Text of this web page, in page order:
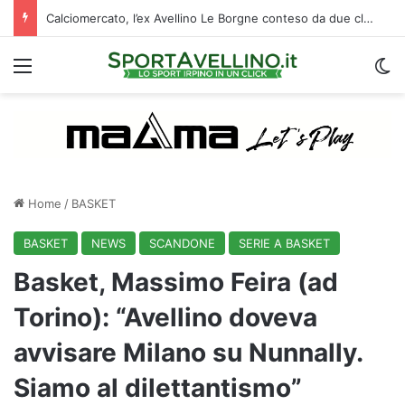
Calciomercato, l’ex Avellino Le Borgne conteso da due club cadetti: la situazione
Menu
Home / BASKET
BASKET NEWS SCANDONE SERIE A BASKET
Basket, Massimo Feira (ad
Torino): “Avellino doveva
avvisare Milano su Nunnally.
Siamo al dilettantismo”